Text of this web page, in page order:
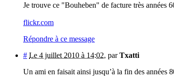
Je trouve ce "Bouheben" de facture très années
flickr.com
Répondre à ce message
# Le 4 juillet 2010 à 14:02, parTxatti
Un ami en faisait ainsi jusqu’à la fin des années